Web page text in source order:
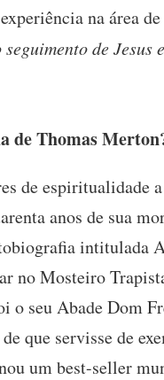
na área
de Jesus
de Thomas
de espiritualidade
anos de sua
intitulada
no Mosteiro
o seu Abade Dom
que servisse de
um best-seller